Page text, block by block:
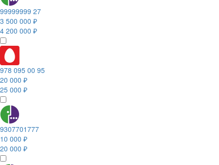
99999999 27
3 500 000 ₽
4 200 000 ₽
978 095 00 95
20 000 ₽
25 000 ₽
9307701777
10 000 ₽
20 000 ₽